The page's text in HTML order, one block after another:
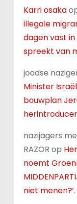
Karri osaka
illegale
dagen vast
spreekt van
joodse
Minister
bouwplan
nazijagers
RAZOR op
noemt
niet menen?’.